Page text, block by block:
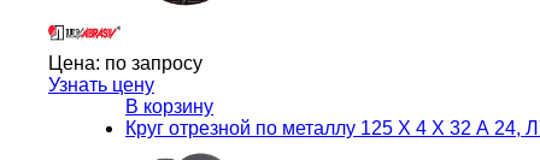
Цена: по запросу
Узнать цену
В корзину
Круг отрезной по металлу 125 Х 4 Х 32 А 24,